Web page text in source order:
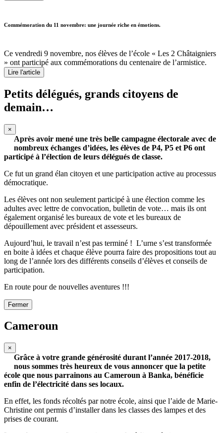
Commémoration du 11 novembre: une journée riche en émotions.
Ce vendredi 9 novembre, nos élèves de l’école « Les 2 Châtaigniers
» ont participé aux commémorations du centenaire de l’armistice.
Lire l'article
Petits délégués, grands citoyens de
demain…
×
Après avoir mené une très belle campagne électorale avec de
nombreux échanges d’idées, les élèves de P4, P5 et P6 ont
participé à l’élection de leurs délégués de classe.
Ce fut un grand élan citoyen et une participation active au processus
démocratique.
Les élèves ont non seulement participé à une élection comme les
adultes avec lettre de convocation, bulletin de vote… mais ils ont
également organisé les bureaux de vote et les bureaux de
dépouillement avec président et assesseurs.
Aujourd’hui, le travail n’est pas terminé ! L’urne s’est transformée
en boite à idées et chaque élève pourra faire des propositions tout au
long de l’année lors des différents conseils d’élèves et conseils de
participation.
En route pour de nouvelles aventures !!!
Fermer
Cameroun
×
Grâce à votre grande générosité durant l’année 2017-2018,
nous sommes très heureux de vous annoncer que la petite
école que nous parrainons au Cameroun à Banka, bénéficie
enfin de l’électricité dans ses locaux.
En effet, les fonds récoltés par notre école, ainsi que l’aide de Marie-
Christine ont permis d’installer dans les classes des lampes et des
prises de courant.